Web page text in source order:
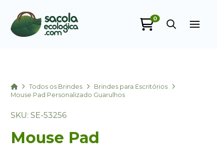
0
HomeTodos os Brindes
Brindes para Escritórios
Mouse Pad Personalizado Guarulhos
SKU: SE-53256
Mouse Pad